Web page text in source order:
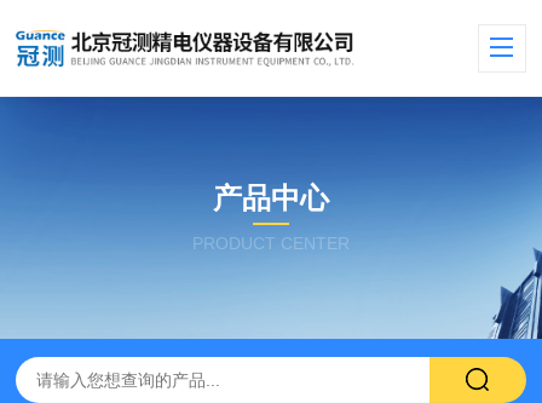
产品中心
PRODUCT CENTER